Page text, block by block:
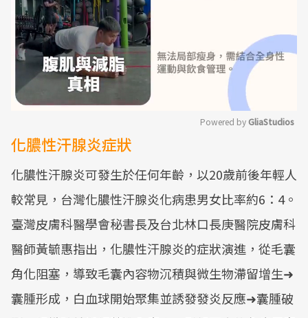
Powered by GliaStudios
化膿性汗腺炎症狀
化膿性汗腺炎可發生於任何年齡，以20歲前後年輕人
較常見，台灣化膿性汗腺炎化病患男女比率約6：4。
臺灣皮膚科醫學會秘書長及台北林口長庚醫院皮膚科
醫師黃毓惠指出，化膿性汗腺炎的症狀演進，從毛囊
角化阻塞，導致毛囊內容物沉積與微生物滯留增生➜
囊腫形成，白血球開始聚集並誘發發炎反應➜囊腫破